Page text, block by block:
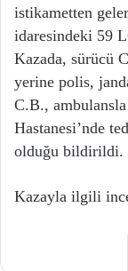
istikametten
idaresindeki 59
Kazada, sürücü
yerine polis,
C.B., ambulansla
Hastanesi’nde
olduğu bildirildi.
Kazayla ilgili